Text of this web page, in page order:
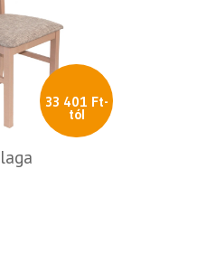
33 401 Ft-
tól